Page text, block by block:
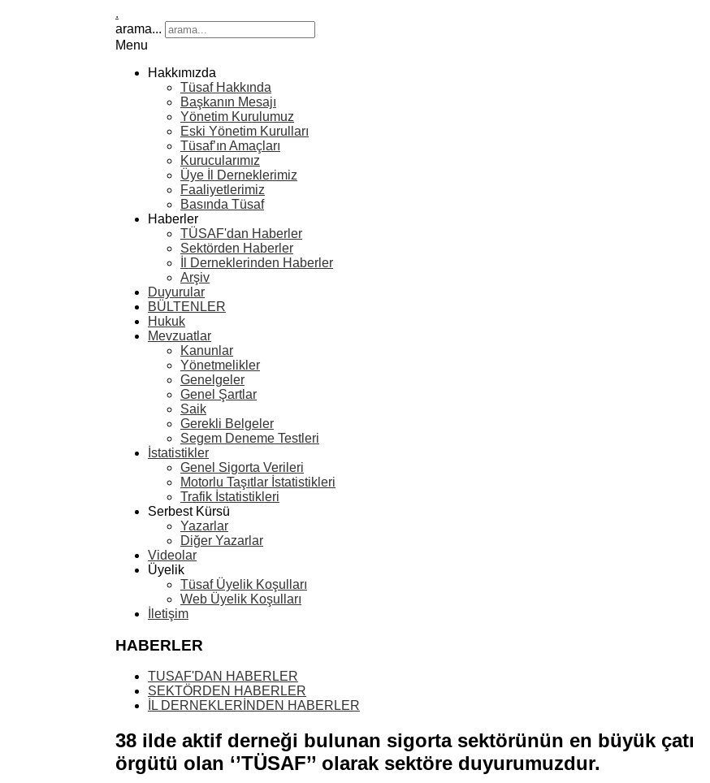
.
arama...
Menu
Hakkımızda
Tüsaf Hakkında
Başkanın Mesajı
Yönetim Kurulumuz
Eski Yönetim Kurulları
Tüsaf’ın Amaçları
Kurucularımız
Üye İl Derneklerimiz
Faaliyetlerimiz
Basında Tüsaf
Haberler
TÜSAF'dan Haberler
Sektörden Haberler
İl Derneklerinden Haberler
Arşiv
Duyurular
BÜLTENLER
Hukuk
Mevzuatlar
Kanunlar
Yönetmelikler
Genelgeler
Genel Şartlar
Saik
Gerekli Belgeler
Segem Deneme Testleri
İstatistikler
Genel Sigorta Verileri
Motorlu Taşıtlar İstatistikleri
Trafik İstatistikleri
Serbest Kürsü
Yazarlar
Diğer Yazarlar
Videolar
Üyelik
Tüsaf Üyelik Koşulları
Web Üyelik Koşulları
İletişim
HABERLER
TUSAF'DAN HABERLER
SEKTÖRDEN HABERLER
İL DERNEKLERİNDEN HABERLER
38 ilde aktif derneği bulunan sigorta sektörünün en büyük çatı
örgütü olan ‘’TÜSAF’’ olarak sektöre duyurumuzdur.